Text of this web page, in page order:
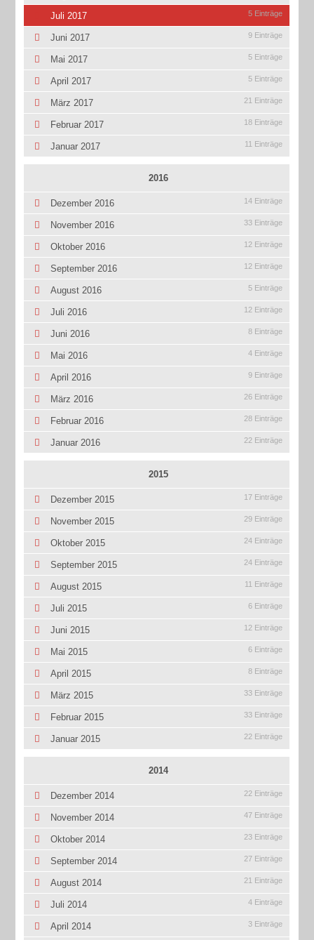
Juli 2017 5 Einträge
Juni 2017 9 Einträge
Mai 2017 5 Einträge
April 2017 5 Einträge
März 2017 21 Einträge
Februar 2017 18 Einträge
Januar 2017 11 Einträge
2016
Dezember 2016 14 Einträge
November 2016 33 Einträge
Oktober 2016 12 Einträge
September 2016 12 Einträge
August 2016 5 Einträge
Juli 2016 12 Einträge
Juni 2016 8 Einträge
Mai 2016 4 Einträge
April 2016 9 Einträge
März 2016 26 Einträge
Februar 2016 28 Einträge
Januar 2016 22 Einträge
2015
Dezember 2015 17 Einträge
November 2015 29 Einträge
Oktober 2015 24 Einträge
September 2015 24 Einträge
August 2015 11 Einträge
Juli 2015 6 Einträge
Juni 2015 12 Einträge
Mai 2015 6 Einträge
April 2015 8 Einträge
März 2015 33 Einträge
Februar 2015 33 Einträge
Januar 2015 22 Einträge
2014
Dezember 2014 22 Einträge
November 2014 47 Einträge
Oktober 2014 23 Einträge
September 2014 27 Einträge
August 2014 21 Einträge
Juli 2014 4 Einträge
April 2014 3 Einträge